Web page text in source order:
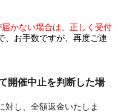
かない場合は、正しく受付
、お手数ですが、再度ご連
開催中止を判断した場
対し、全額返金いたしま